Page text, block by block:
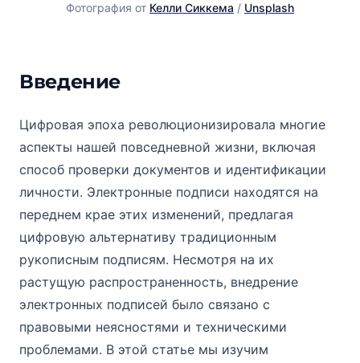
Фотография от Келли Сиккема / Unsplash
Что такое электронная подпись?
Введение
Цифровая эпоха революционизировала многие
аспекты нашей повседневной жизни, включая
способ проверки документов и идентификации
личности. Электронные подписи находятся на
переднем крае этих изменений, предлагая
цифровую альтернативу традиционным
рукописным подписям. Несмотря на их
растущую распространенность, внедрение
электронных подписей было связано с
правовыми неясностями и техническими
проблемами. В этой статье мы изучим